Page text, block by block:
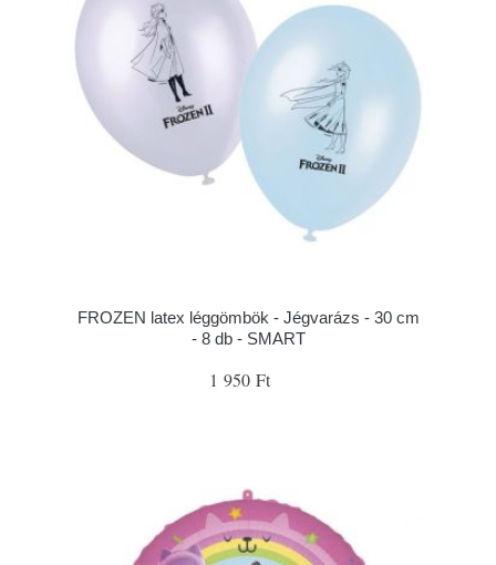
FROZEN latex léggömbök - Jégvarázs - 30 cm
- 8 db - SMART
1 950 Ft